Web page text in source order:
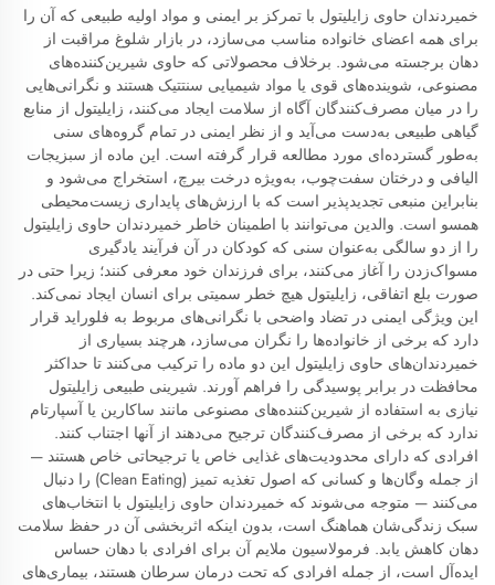
خمیردندان حاوی زایلیتول با تمرکز بر ایمنی و مواد اولیه طبیعی که آن را
برای همه اعضای خانواده مناسب می‌سازد، در بازار شلوغ مراقبت از
دهان برجسته می‌شود. برخلاف محصولاتی که حاوی شیرین‌کننده‌های
مصنوعی، شوینده‌های قوی یا مواد شیمیایی سنتتیک هستند و نگرانی‌هایی
را در میان مصرف‌کنندگان آگاه از سلامت ایجاد می‌کنند، زایلیتول از منابع
گیاهی طبیعی به‌دست می‌آید و از نظر ایمنی در تمام گروه‌های سنی
به‌طور گسترده‌ای مورد مطالعه قرار گرفته است. این ماده از سبزیجات
الیافی و درختان سفت‌چوب، به‌ویژه درخت بیرچ، استخراج می‌شود و
بنابراین منبعی تجدیدپذیر است که با ارزش‌های پایداری زیست‌محیطی
همسو است. والدین می‌توانند با اطمینان خاطر خمیردندان حاوی زایلیتول
را از دو سالگی به‌عنوان سنی که کودکان در آن فرآیند یادگیری
مسواک‌زدن را آغاز می‌کنند، برای فرزندان خود معرفی کنند؛ زیرا حتی در
صورت بلع اتفاقی، زایلیتول هیچ خطر سمیتی برای انسان ایجاد نمی‌کند.
این ویژگی ایمنی در تضاد واضحی با نگرانی‌های مربوط به فلوراید قرار
دارد که برخی از خانواده‌ها را نگران می‌سازد، هرچند بسیاری از
خمیردندان‌های حاوی زایلیتول این دو ماده را ترکیب می‌کنند تا حداکثر
محافظت در برابر پوسیدگی را فراهم آورند. شیرینی طبیعی زایلیتول
نیازی به استفاده از شیرین‌کننده‌های مصنوعی مانند ساکارین یا آسپارتام
ندارد که برخی از مصرف‌کنندگان ترجیح می‌دهند از آنها اجتناب کنند.
افرادی که دارای محدودیت‌های غذایی خاص یا ترجیحاتی خاص هستند —
از جمله وگان‌ها و کسانی که اصول تغذیه تمیز (Clean Eating) را دنبال
می‌کنند — متوجه می‌شوند که خمیردندان حاوی زایلیتول با انتخاب‌های
سبک زندگی‌شان هماهنگ است، بدون اینکه اثربخشی آن در حفظ سلامت
دهان کاهش یابد. فرمولاسیون ملایم آن برای افرادی با دهان حساس
ایده‌آل است، از جمله افرادی که تحت درمان سرطان هستند، بیماری‌های